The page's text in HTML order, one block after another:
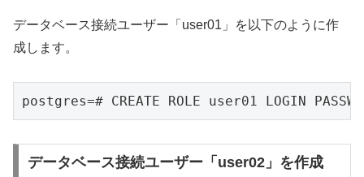
データベース接続ユーザー「user01」を以下のように作
成します。
postgres=# CREATE ROLE user01 LOGIN
データベース接続ユーザー「user02」を作成